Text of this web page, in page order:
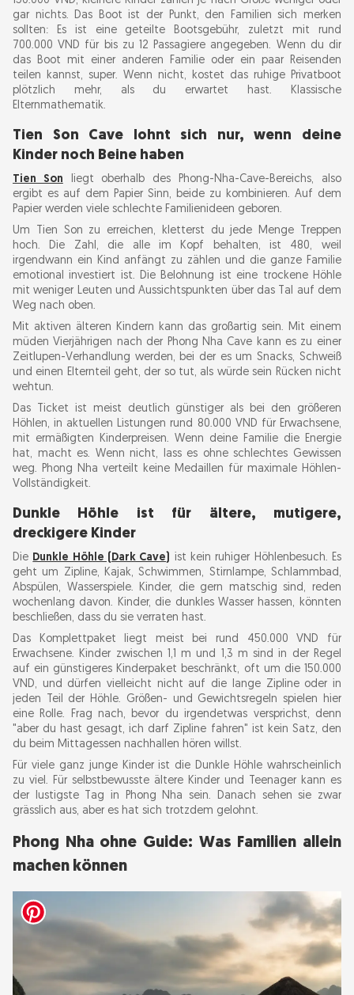
gar nichts. Das Boot ist der Punkt, den Familien sich merken
sollten: Es ist eine geteilte Bootsgebühr, zuletzt mit rund
700.000 VND für bis zu 12 Passagiere angegeben. Wenn du dir
das Boot mit einer anderen Familie oder ein paar Reisenden
teilen kannst, super. Wenn nicht, kostet das ruhige Privatboot
plötzlich mehr, als du erwartet hast. Klassische
Elternmathematik.
Tien Son Cave lohnt sich nur, wenn deine
Kinder noch Beine haben
Tien Son liegt oberhalb des Phong-Nha-Cave-Bereichs, also
ergibt es auf dem Papier Sinn, beide zu kombinieren. Auf dem
Papier werden viele schlechte Familienideen geboren.
Um Tien Son zu erreichen, kletterst du jede Menge Treppen
hoch. Die Zahl, die alle im Kopf behalten, ist 480, weil
irgendwann ein Kind anfängt zu zählen und die ganze Familie
emotional investiert ist. Die Belohnung ist eine trockene Höhle
mit weniger Leuten und Aussichtspunkten über das Tal auf dem
Weg nach oben.
Mit aktiven älteren Kindern kann das großartig sein. Mit einem
müden Vierjährigen nach der Phong Nha Cave kann es zu einer
Zeitlupen-Verhandlung werden, bei der es um Snacks, Schweiß
und einen Elternteil geht, der so tut, als würde sein Rücken nicht
wehtun.
Das Ticket ist meist deutlich günstiger als bei den größeren
Höhlen, in aktuellen Listungen rund 80.000 VND für Erwachsene,
mit ermäßigten Kinderpreisen. Wenn deine Familie die Energie
hat, macht es. Wenn nicht, lass es ohne schlechtes Gewissen
weg. Phong Nha verteilt keine Medaillen für maximale Höhlen-
Vollständigkeit.
Dunkle Höhle ist für ältere, mutigere,
dreckigere Kinder
Die Dunkle Höhle (Dark Cave) ist kein ruhiger Höhlenbesuch. Es
geht um Zipline, Kajak, Schwimmen, Stirnlampe, Schlammbad,
Abspülen, Wasserspiele. Kinder, die gern matschig sind, reden
wochenlang davon. Kinder, die dunkles Wasser hassen, könnten
beschließen, dass du sie verraten hast.
Das Komplettpaket liegt meist bei rund 450.000 VND für
Erwachsene. Kinder zwischen 1,1 m und 1,3 m sind in der Regel
auf ein günstigeres Kinderpaket beschränkt, oft um die 150.000
VND, und dürfen vielleicht nicht auf die lange Zipline oder in
jeden Teil der Höhle. Größen- und Gewichtsregeln spielen hier
eine Rolle. Frag nach, bevor du irgendetwas versprichst, denn
"aber du hast gesagt, ich darf Zipline fahren" ist kein Satz, den
du beim Mittagessen nachhallen hören willst.
Für viele ganz junge Kinder ist die Dunkle Höhle wahrscheinlich
zu viel. Für selbstbewusste ältere Kinder und Teenager kann es
der lustigste Tag in Phong Nha sein. Danach sehen sie zwar
grässlich aus, aber es hat sich trotzdem gelohnt.
Phong Nha ohne Guide: Was Familien allein
machen können